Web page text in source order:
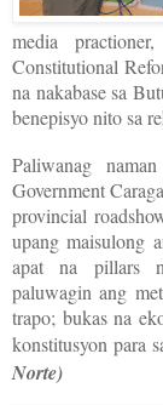
media
Constitutional
na nakabase sa
benepisyo nito sa
Paliwanag
Government
provincial
upang maisulong
apat na pillars
paluwagin ang
trapo; bukas na
konstitusyon para
Norte)